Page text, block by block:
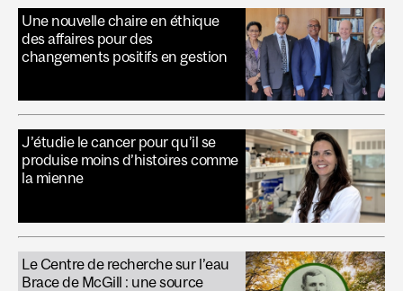
Une nouvelle chaire en éthique
des affaires pour des
changements positifs en gestion
J’étudie le cancer pour qu’il se
produise moins d’histoires comme
la mienne
Le Centre de recherche sur l’eau
Brace de McGill : une source